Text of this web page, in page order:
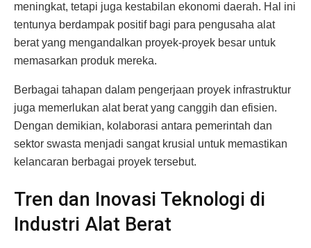
meningkat, tetapi juga kestabilan ekonomi daerah. Hal ini
tentunya berdampak positif bagi para pengusaha alat
berat yang mengandalkan proyek-proyek besar untuk
memasarkan produk mereka.
Berbagai tahapan dalam pengerjaan proyek infrastruktur
juga memerlukan alat berat yang canggih dan efisien.
Dengan demikian, kolaborasi antara pemerintah dan
sektor swasta menjadi sangat krusial untuk memastikan
kelancaran berbagai proyek tersebut.
Tren dan Inovasi Teknologi di
Industri Alat Berat